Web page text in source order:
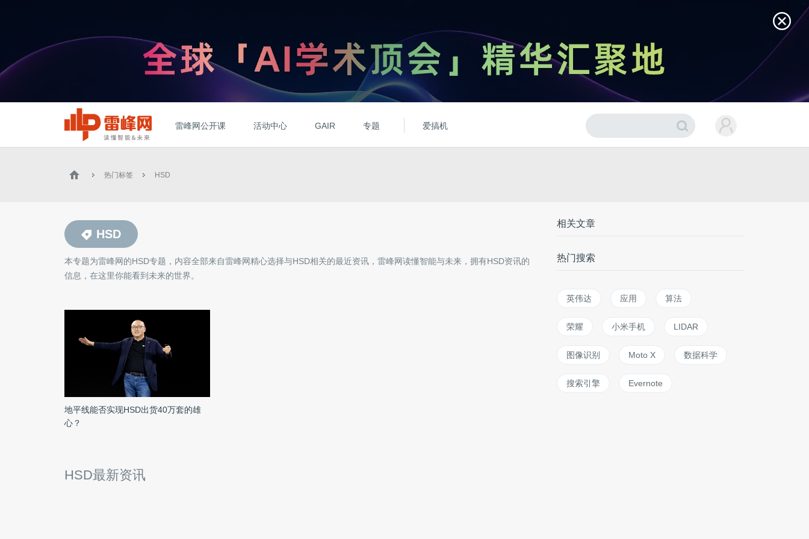
雷峰网公开课 活动中心 GAIR 专题 爱搞机
热门标签 HSD
HSD
本专题为雷峰网的HSD专题，内容全部来自雷峰网精心选择与HSD相关的最近资讯，雷峰网读懂智能与未来，拥有HSD资讯的
信息，在这里你能看到未来的世界。
地平线能否实现HSD出货40万套的雄
心？
HSD最新资讯
相关文章
热门搜索
英伟达 应用 算法
荣耀 小米手机 LIDAR
图像识别 Moto X 数据科学
搜索引擎 Evernote